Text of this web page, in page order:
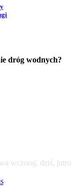
na
SILNIK
zmianowy jeden
dróg wodnych?
wczoraj, dziś, jutro